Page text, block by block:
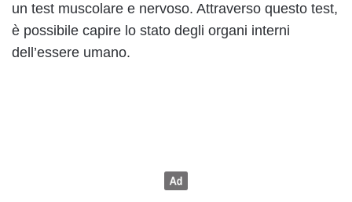
un test muscolare e nervoso. Attraverso questo test,
è possibile capire lo stato degli organi interni
dell’essere umano.